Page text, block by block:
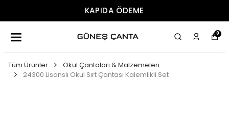
0
Tüm Ürünler
Okul Çantaları & Malzemeleri
24300 Lisanslı Okul Sırt Çantası Kalemlikli Set